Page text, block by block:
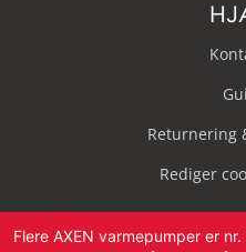
Returnering
Rediger
Flere AXEN varmepumper er nr.